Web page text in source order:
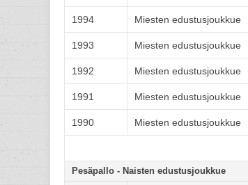
1994 Miesten edustusjoukkue
1993 Miesten edustusjoukkue
1992 Miesten edustusjoukkue
1991 Miesten edustusjoukkue
1990 Miesten edustusjoukkue
Pesäpallo - Naisten edustusjoukkue